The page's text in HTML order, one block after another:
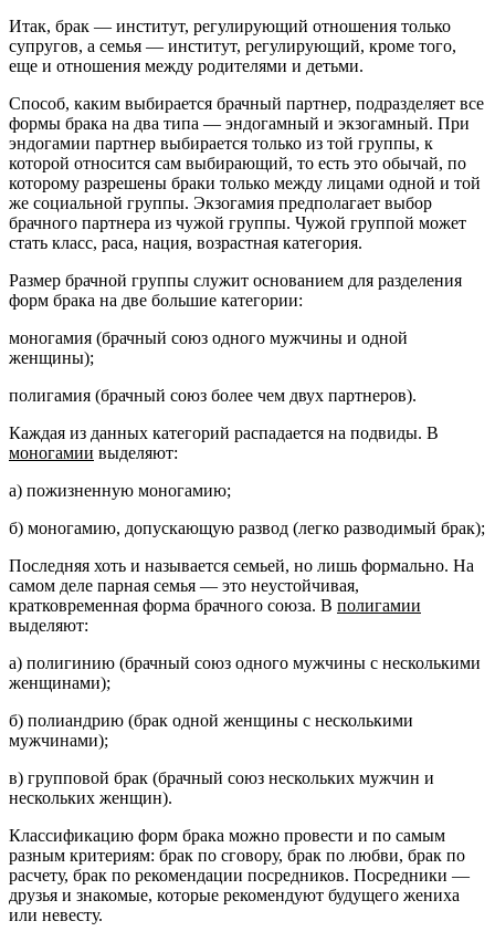
Итак, брак — институт, регулирующий отношения только
супругов, а семья — институт, регулирующий, кроме того,
еще и отношения между родителями и детьми.
Способ, каким выбирается брачный партнер, подразделяет все
формы брака на два типа — эндогамный и экзогамный. При
эндогамии партнер выбирается только из той группы, к
которой относится сам выбирающий, то есть это обычай, по
которому разрешены браки только между лицами одной и той
же социальной группы. Экзогамия предполагает выбор
брачного партнера из чужой группы. Чужой группой может
стать класс, раса, нация, возрастная категория.
Размер брачной группы служит основанием для разделения
форм брака на две большие категории:
моногамия (брачный союз одного мужчины и одной
женщины);
полигамия (брачный союз более чем двух партнеров).
Каждая из данных категорий распадается на подвиды. В
моногамии выделяют:
а) пожизненную моногамию;
б) моногамию, допускающую развод (легко разводимый брак);
Последняя хоть и называется семьей, но лишь формально. На
самом деле парная семья — это неустойчивая,
кратковременная форма брачного союза. В полигамии
выделяют:
а) полигинию (брачный союз одного мужчины с несколькими
женщинами);
б) полиандрию (брак одной женщины с несколькими
мужчинами);
в) групповой брак (брачный союз нескольких мужчин и
нескольких женщин).
Классификацию форм брака можно провести и по самым
разным критериям: брак по сговору, брак по любви, брак по
расчету, брак по рекомендации посредников. Посредники —
друзья и знакомые, которые рекомендуют будущего жениха
или невесту.